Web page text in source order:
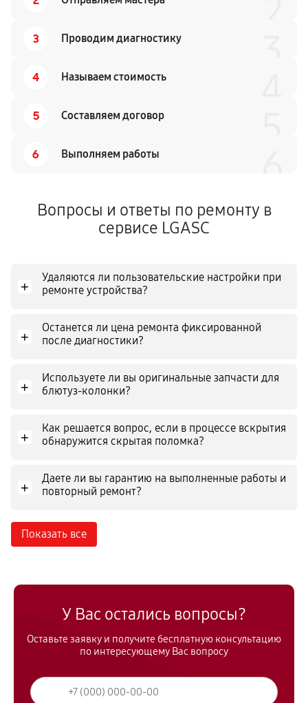
3 Проводим диагностику
4 Называем стоимость
5 Составляем договор
6 Выполняем работы
Вопросы и ответы по ремонту в
сервисе LGASC
+
Удаляются ли пользовательские настройки при
ремонте устройства?
+
Останется ли цена ремонта фиксированной
после диагностики?
+
Используете ли вы оригинальные запчасти для
блютуз-колонки?
+
Как решается вопрос, если в процессе вскрытия
обнаружится скрытая поломка?
+
Даете ли вы гарантию на выполненные работы и
повторный ремонт?
Показать все
У Вас остались вопросы?
Оставьте заявку и получите бесплатную консультацию
по интересующему Вас вопросу